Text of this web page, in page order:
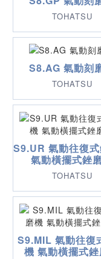
TOHATSU
S8.AG 氣動刻
TOHATSU
S9.UR 氣動往復
氣動橫擺式銼
TOHATSU
S9.MIL 氣動往復
機 氣動橫擺式